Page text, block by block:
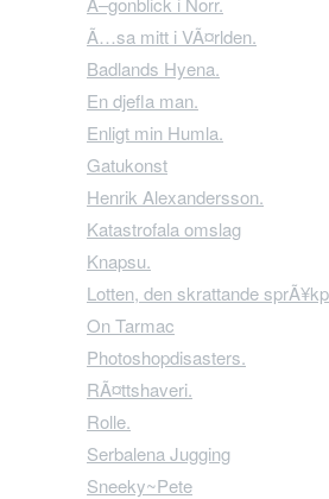
Ã…sa mitt i VÃ¤rlden.
Badlands Hyena.
En djefla man.
Enligt min Humla.
Gatukonst
Henrik Alexandersson.
Katastrofala omslag
Knapsu.
Lotten, den skrattande
On Tarmac
Photoshopdisasters.
RÃ¤ttshaveri.
Rolle.
Serbalena Jugging
Sneeky~Pete